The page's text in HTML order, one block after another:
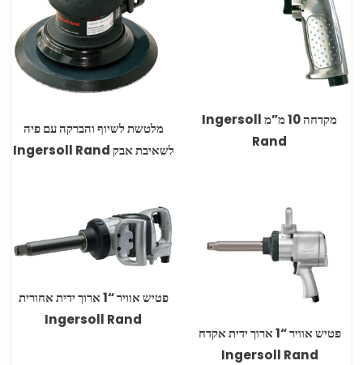
מקדחה 10 מ”מ Ingersoll
Rand
מלטשת לשיוף והברקה עם פיה
לשאיבת אבק Ingersoll Rand
פטיש אוויר “1 ארוך ידית אקדח
פטיש אוויר “1 ארוך ידית אחורית
Ingersoll Rand